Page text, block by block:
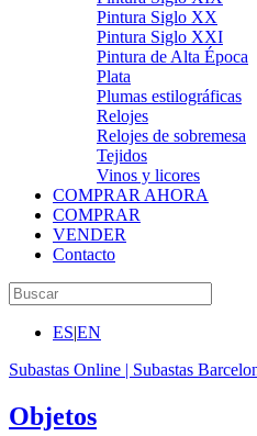
Pintura Siglo XX
Pintura Siglo XXI
Pintura de Alta Época
Plata
Plumas estilográficas
Relojes
Relojes de sobremesa
Tejidos
Vinos y licores
COMPRAR AHORA
COMPRAR
VENDER
Contacto
ES|EN
Subastas Online | Subastas
Objetos